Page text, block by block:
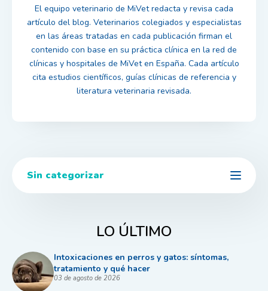
El equipo veterinario de MiVet redacta y revisa cada
artículo del blog. Veterinarios colegiados y especialistas
en las áreas tratadas en cada publicación firman el
contenido con base en su práctica clínica en la red de
clínicas y hospitales de MiVet en España. Cada artículo
cita estudios científicos, guías clínicas de referencia y
literatura veterinaria revisada.
Sin categorizar
LO ÚLTIMO
Intoxicaciones en perros y gatos: síntomas,
tratamiento y qué hacer
03 de agosto de 2026